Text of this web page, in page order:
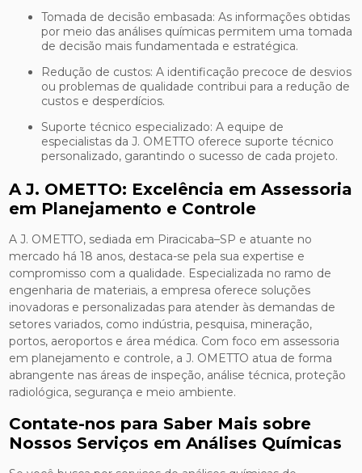
Tomada de decisão embasada: As informações obtidas
por meio das análises químicas permitem uma tomada
de decisão mais fundamentada e estratégica.
Redução de custos: A identificação precoce de desvios
ou problemas de qualidade contribui para a redução de
custos e desperdícios.
Suporte técnico especializado: A equipe de
especialistas da J. OMETTO oferece suporte técnico
personalizado, garantindo o sucesso de cada projeto.
A J. OMETTO: Excelência em Assessoria
em Planejamento e Controle
A J. OMETTO, sediada em Piracicaba–SP e atuante no
mercado há 18 anos, destaca-se pela sua expertise e
compromisso com a qualidade. Especializada no ramo de
engenharia de materiais, a empresa oferece soluções
inovadoras e personalizadas para atender às demandas de
setores variados, como indústria, pesquisa, mineração,
portos, aeroportos e área médica. Com foco em assessoria
em planejamento e controle, a J. OMETTO atua de forma
abrangente nas áreas de inspeção, análise técnica, proteção
radiológica, segurança e meio ambiente.
Contate-nos para Saber Mais sobre
Nossos Serviços em Análises Químicas